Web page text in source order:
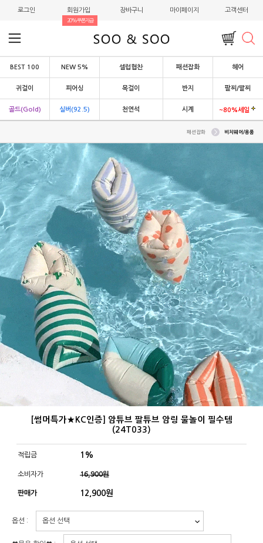
로그인 회원가입
20%쿠폰지급
장바구니 마이페이지 고객센터
BEST 100 NEW 5% 셀럽협찬 패션잡화 헤어
귀걸이 피어싱 목걸이 반지 팔찌/발찌
골드(Gold) 실버(92.5) 천연석 시계 ~80%세일
패션잡화 비치웨어/용품
[썸머특가★KC인증] 암튜브 팔튜브 암링 물놀이 필수템
(24T033)
적립금 1%
소비자가 16,900원
판매가 12,900원
옵션 :